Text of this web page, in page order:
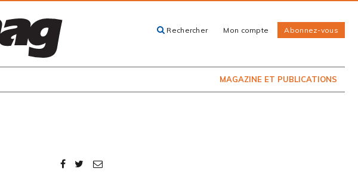
Rechercher Mon compte Abonnez-vous
MAGAZINE ET PUBLICATIONS
EN KIOSQUE